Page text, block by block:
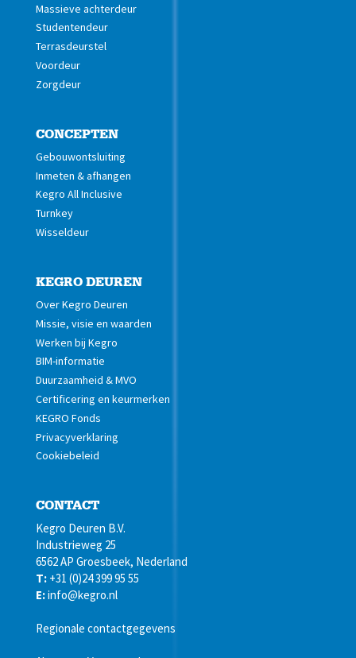
Massieve achterdeur
Studentendeur
Terrasdeurstel
Voordeur
Zorgdeur
CONCEPTEN
Gebouwontsluiting
Inmeten & afhangen
Kegro All Inclusive
Turnkey
Wisseldeur
KEGRO DEUREN
Over Kegro Deuren
Missie, visie en waarden
Werken bij Kegro
BIM-informatie
Duurzaamheid & MVO
Certificering en keurmerken
KEGRO Fonds
Privacyverklaring
Cookiebeleid
CONTACT
Kegro Deuren B.V.
Industrieweg 25
6562 AP Groesbeek, Nederland
T: +31 (0)24 399 95 55
E:info@kegro.nl
Regionale contactgegevens